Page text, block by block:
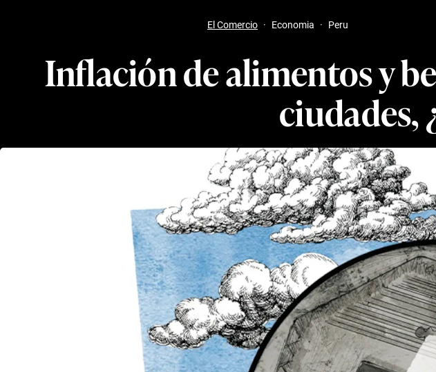
El Comercio · Economia · Peru
Inflación de alimentos y
ciudades,